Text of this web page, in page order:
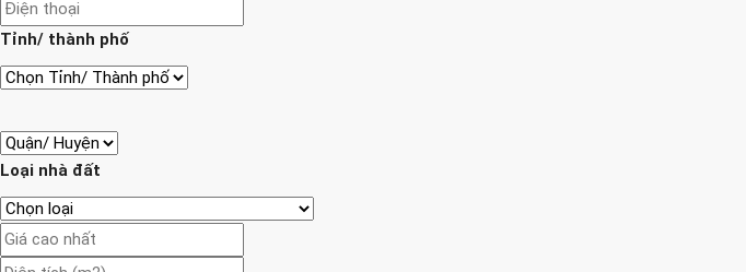
Tỉnh/ thành phố
Loại nhà đất